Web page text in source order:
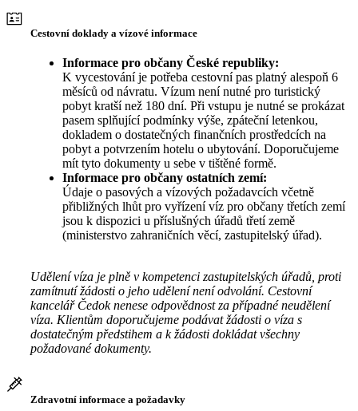
Cestovní doklady a vízové informace
Informace pro občany České republiky:
K vycestování je potřeba cestovní pas platný alespoň 6
měsíců od návratu. Vízum není nutné pro turistický
pobyt kratší než 180 dní. Při vstupu je nutné se prokázat
pasem splňující podmínky výše, zpáteční letenkou,
dokladem o dostatečných finančních prostředcích na
pobyt a potvrzením hotelu o ubytování. Doporučujeme
mít tyto dokumenty u sebe v tištěné formě.
Informace pro občany ostatních zemí:
Údaje o pasových a vízových požadavcích včetně
přibližných lhůt pro vyřízení víz pro občany třetích zemí
jsou k dispozici u příslušných úřadů třetí země
(ministerstvo zahraničních věcí, zastupitelský úřad).
Udělení víza je plně v kompetenci zastupitelských úřadů, proti
zamítnutí žádosti o jeho udělení není odvolání. Cestovní
kancelář Čedok nenese odpovědnost za případné neudělení
víza. Klientům doporučujeme podávat žádosti o víza s
dostatečným předstihem a k žádosti dokládat všechny
požadované dokumenty.
Zdravotní informace a požadavky